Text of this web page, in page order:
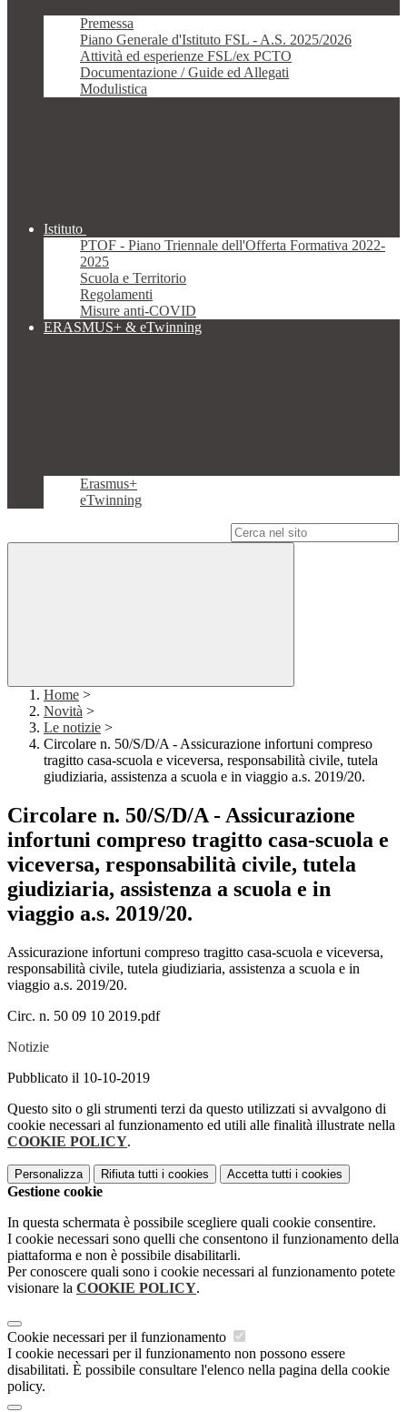
Premessa
Piano Generale d'Istituto FSL - A.S. 2025/2026
Attività ed esperienze FSL/ex PCTO
Documentazione / Guide ed Allegati
Modulistica
Istituto
PTOF - Piano Triennale dell'Offerta Formativa 2022-
2025
Scuola e Territorio
Regolamenti
Misure anti-COVID
ERASMUS+ & eTwinning
Erasmus+
eTwinning
Home >
Novità >
Le notizie >
Circolare n. 50/S/D/A - Assicurazione infortuni compreso
tragitto casa-scuola e viceversa, responsabilità civile, tutela
giudiziaria, assistenza a scuola e in viaggio a.s. 2019/20.
Circolare n. 50/S/D/A - Assicurazione
infortuni compreso tragitto casa-scuola e
viceversa, responsabilità civile, tutela
giudiziaria, assistenza a scuola e in
viaggio a.s. 2019/20.
Assicurazione infortuni compreso tragitto casa-scuola e viceversa,
responsabilità civile, tutela giudiziaria, assistenza a scuola e in
viaggio a.s. 2019/20.
Circ. n. 50 09 10 2019.pdf
Notizie
Pubblicato il 10-10-2019
Questo sito o gli strumenti terzi da questo utilizzati si avvalgono di
cookie necessari al funzionamento ed utili alle finalità illustrate nella
COOKIE POLICY.
Personalizza Rifiuta tutti i cookies Accetta tutti i cookies
Gestione cookie
In questa schermata è possibile scegliere quali cookie consentire.
I cookie necessari sono quelli che consentono il funzionamento della
piattaforma e non è possibile disabilitarli.
Per conoscere quali sono i cookie necessari al funzionamento potete
visionare la COOKIE POLICY.
Cookie necessari per il funzionamento
I cookie necessari per il funzionamento non possono essere
disabilitati. È possibile consultare l'elenco nella pagina della cookie
policy.